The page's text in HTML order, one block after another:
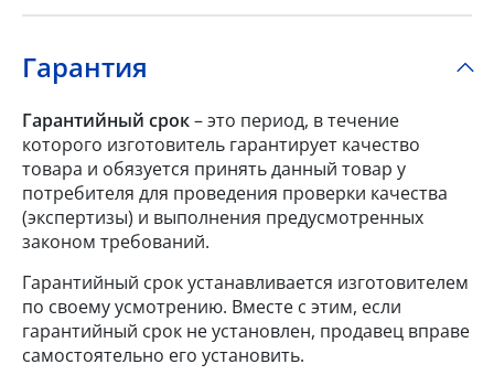
Гарантия
Гарантийный срок– это период, в течение
которого изготовитель гарантирует качество
товара и обязуется принять данный товар у
потребителя для проведения проверки качества
(экспертизы) и выполнения предусмотренных
законом требований.
Гарантийный срок устанавливается изготовителем
по своему усмотрению. Вместе с этим, если
гарантийный срок не установлен, продавец вправе
самостоятельно его установить.